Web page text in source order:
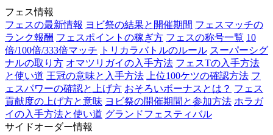
フェス情報
フェスの最新情報 ヨビ祭の結果と開催期間 フェスマッチの
ランク報酬 フェスポイントの稼ぎ方 フェスの称号一覧 10
倍/100倍/333倍マッチ
トリカラバトルのルール スーパーシグ
ナルの取り方 オマツリガイの入手方法 フェスTの入手方法
と使い道 王冠の意味と入手方法 上位100ケツの確認方法 フ
ェスパワーの確認と上げ方 おそろいボーナスとは？ フェス
貢献度の上げ方と意味 ヨビ祭の開催期間と参加方法 ホラガ
イの入手方法と使い道 グランドフェスティバル
サイドオーダー情報